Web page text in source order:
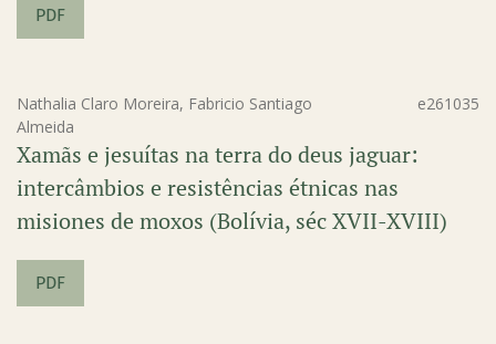
PDF
Nathalia Claro Moreira, Fabricio Santiago
Almeida
e261035
Xamãs e jesuítas na terra do deus jaguar:
intercâmbios e resistências étnicas nas
misiones de moxos (Bolívia, séc XVII-XVIII)
PDF